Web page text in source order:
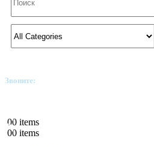
Звоните:
00 items
00 items